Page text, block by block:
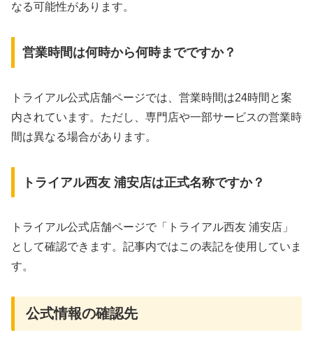
なる可能性があります。
営業時間は何時から何時までですか？
トライアル公式店舗ページでは、営業時間は24時間と案
内されています。ただし、専門店や一部サービスの営業時
間は異なる場合があります。
トライアル西友 浦安店は正式名称ですか？
トライアル公式店舗ページで「トライアル西友 浦安店」
として確認できます。記事内ではこの表記を使用していま
す。
公式情報の確認先